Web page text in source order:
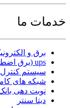
خدمات ما
برق و
ups (برق اضطراری)
سیستم کنترل
شبکه های
نوبت دهی
دیتا سنتر